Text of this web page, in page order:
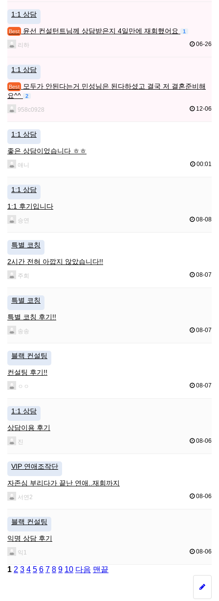
1:1 상담
Best 윤선 컨설턴트님께 상담받은지 4일만에 재회했어요 1
리하 06-26
1:1 상담
Best
모두가 안된다는거 민성님은 된다하셨고 결국 저 결혼준비해
요^^
2
958c0928 12-06
1:1 상담
좋은 상담이었습니다 ㅎㅎ
애니 00:01
1:1 상담
1:1 후기입니다
승연 08-08
특별 코칭
2시간 전혀 아깝지 않았습니다!!
주희 08-07
특별 코칭
특별 코칭 후기!!
송송 08-07
블랙 컨설팅
컨설팅 후기!!
ㅇㅇ 08-07
1:1 상담
상담이용 후기
진 08-06
VIP 연애조작단
자존심 부리다가 끝난 연애..재회까지
서연2 08-06
블랙 컨설팅
익명 상담 후기
익1 08-06
1 2 3 4 5 6 7 8 9 10 다음 맨끝